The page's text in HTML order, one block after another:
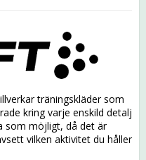
träningskläder som
kring varje enskild detalj
som möjligt, då det är
vilken aktivitet du håller